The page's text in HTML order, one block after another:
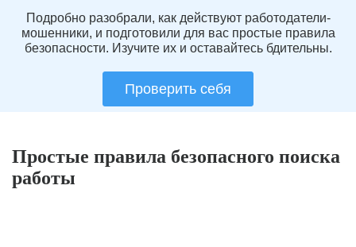
Подробно разобрали, как действуют работодатели-
мошенники, и подготовили для вас простые правила
безопасности. Изучите их и оставайтесь бдительны.
Проверить себя
Простые правила безопасного поиска
работы